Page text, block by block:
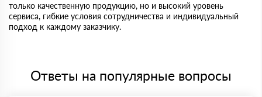
только качественную продукцию, но и высокий уровень
сервиса, гибкие условия сотрудничества и индивидуальный
подход к каждому заказчику.
Ответы на популярные вопросы